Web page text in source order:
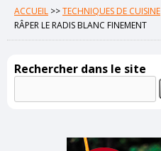
ACCUEIL >>TECHNIQUES DE CUISINE
RÂPER LE RADIS BLANC FINEMENT
Rechercher dans le site